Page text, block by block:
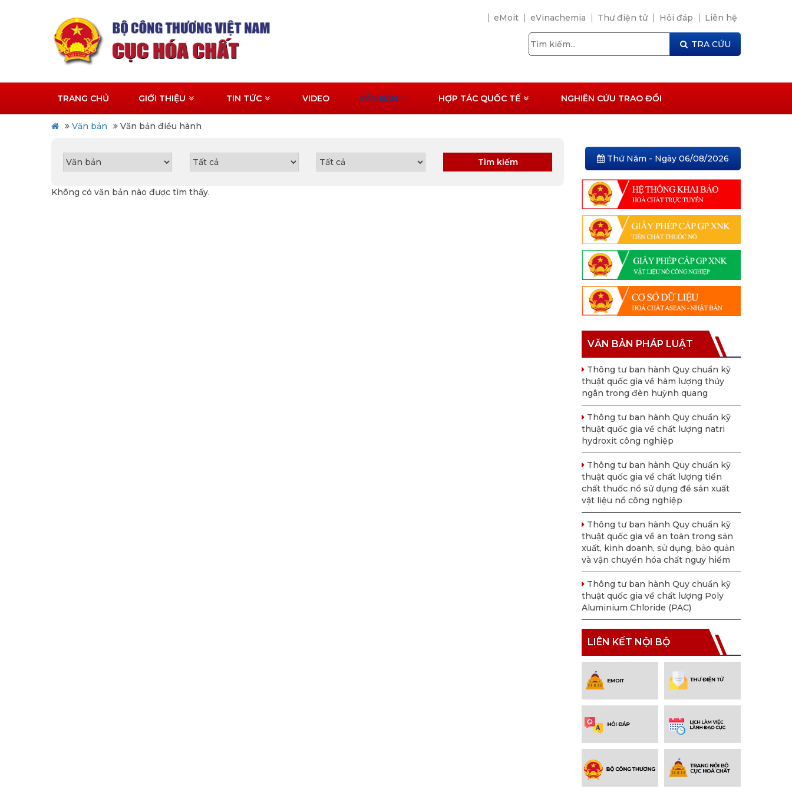
eMoit eVinachemia Thư điện tử Hỏi đáp Liên hệ
TRA CỨU
TRANG CHỦ GIỚI THIỆU TIN TỨC VIDEO VĂN BẢN HỢP TÁC QUỐC TẾ NGHIÊN CỨU TRAO ĐỔI
Văn bản Văn bản điều hành
Tìm kiếm
Không có văn bản nào được tìm thấy.
Thứ Năm - Ngày 06/08/2026
VĂN BẢN PHÁP LUẬT
Thông tư ban hành Quy chuẩn kỹ
thuật quốc gia về hàm lượng thủy
ngân trong đèn huỳnh quang
Thông tư ban hành Quy chuẩn kỹ
thuật quốc gia về chất lượng natri
hydroxit công nghiệp
Thông tư ban hành Quy chuẩn kỹ
thuật quốc gia về chất lượng tiền
chất thuốc nổ sử dụng để sản xuất
vật liệu nổ công nghiệp
Thông tư ban hành Quy chuẩn kỹ
thuật quốc gia về an toàn trong sản
xuất, kinh doanh, sử dụng, bảo quản
và vận chuyển hóa chất nguy hiểm
Thông tư ban hành Quy chuẩn kỹ
thuật quốc gia về chất lượng Poly
Aluminium Chloride (PAC)
LIÊN KẾT NỘI BỘ